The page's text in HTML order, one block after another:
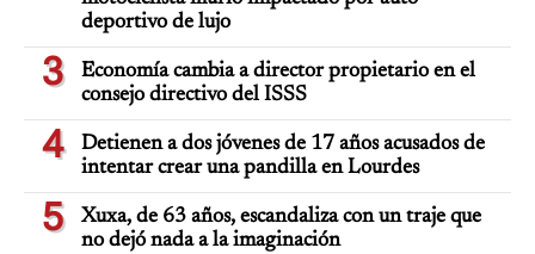
deportivo de lujo
3
Economía cambia a director propietario en el
consejo directivo del ISSS
4
Detienen a dos jóvenes de 17 años acusados de
intentar crear una pandilla en Lourdes
5
Xuxa, de 63 años, escandaliza con un traje que
no dejó nada a la imaginación